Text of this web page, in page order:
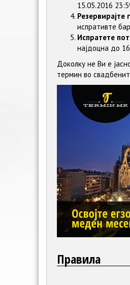
15.05.2016
Резервирајте
испративте
Испратете
најдоцна до
Доколку не Ви е
термин во
Правила